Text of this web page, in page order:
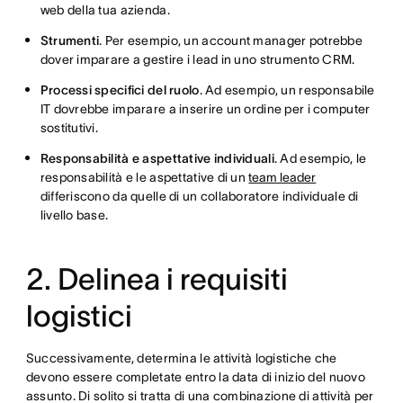
web della tua azienda.
Strumenti. Per esempio, un account manager potrebbe
dover imparare a gestire i lead in uno strumento CRM.
Processi specifici del ruolo. Ad esempio, un responsabile
IT dovrebbe imparare a inserire un ordine per i computer
sostitutivi.
Responsabilità e aspettative individuali. Ad esempio, le
responsabilità e le aspettative di unteam leader
differiscono da quelle di un collaboratore individuale di
livello base.
2. Delinea i requisiti
logistici
Successivamente, determina le attività logistiche che
devono essere completate entro la data di inizio del nuovo
assunto. Di solito si tratta di una combinazione di attività per